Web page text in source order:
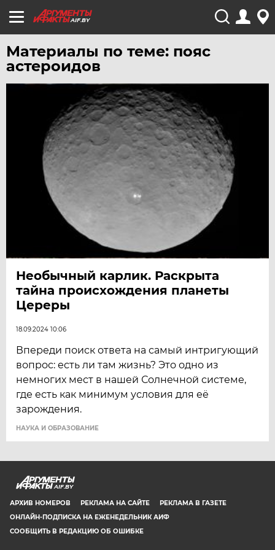
AIF.BY
Материалы по теме: пояс
астероидов
Необычный карлик. Раскрыта
тайна происхождения планеты
Цереры
18.09.2024 10:06
Впереди поиск ответа на самый интригующий
вопрос: есть ли там жизнь? Это одно из
немногих мест в нашей Солнечной системе,
где есть как минимум условия для её
зарождения.
НАУКА И ОБРАЗОВАНИЕ
AIF.BY
АРХИВ НОМЕРОВ РЕКЛАМА НА САЙТЕ
РЕКЛАМА В ГАЗЕТЕ
ОНЛАЙН-ПОДПИСКА НА ЕЖЕНЕДЕЛЬНИК АИФ
СООБЩИТЬ В РЕДАКЦИЮ ОБ ОШИБКЕ